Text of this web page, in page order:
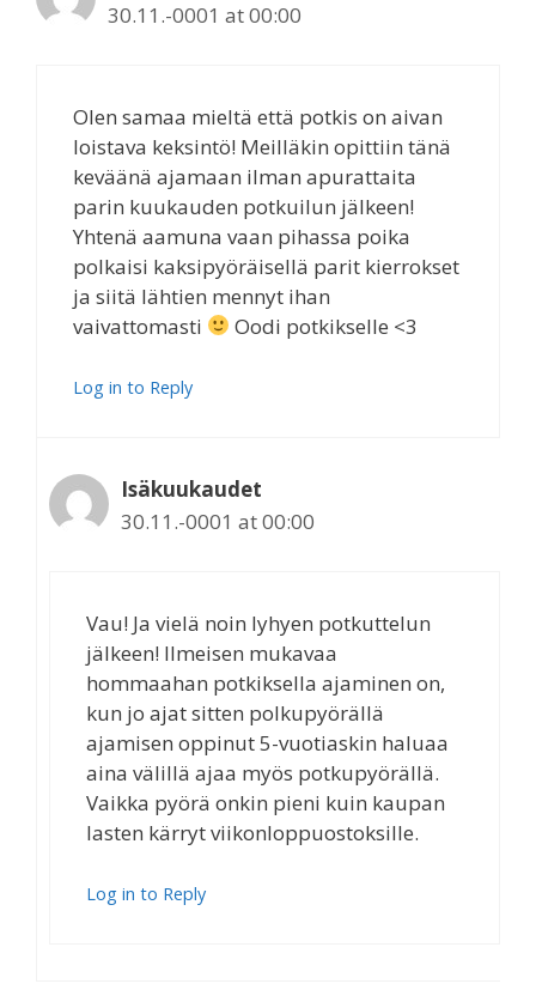
30.11.-0001 at 00:00
Olen samaa mieltä että potkis on aivan
loistava keksintö! Meilläkin opittiin tänä
keväänä ajamaan ilman apurattaita
parin kuukauden potkuilun jälkeen!
Yhtenä aamuna vaan pihassa poika
polkaisi kaksipyöräisellä parit kierrokset
ja siitä lähtien mennyt ihan
vaivattomasti
Oodi potkikselle <3
Log in to Reply
Isäkuukaudet
30.11.-0001 at 00:00
Vau! Ja vielä noin lyhyen potkuttelun
jälkeen! Ilmeisen mukavaa
hommaahan potkiksella ajaminen on,
kun jo ajat sitten polkupyörällä
ajamisen oppinut 5-vuotiaskin haluaa
aina välillä ajaa myös potkupyörällä.
Vaikka pyörä onkin pieni kuin kaupan
lasten kärryt viikonloppuostoksille.
Log in to Reply